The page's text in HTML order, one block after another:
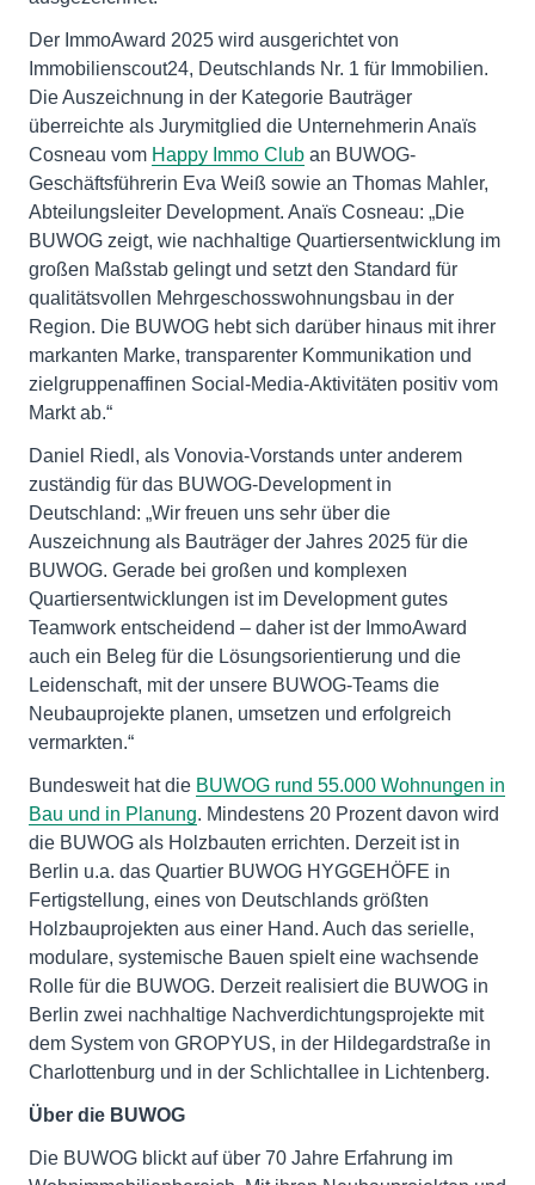
Der ImmoAward 2025 wird ausgerichtet von
Immobilienscout24, Deutschlands Nr. 1 für Immobilien.
Die Auszeichnung in der Kategorie Bauträger
überreichte als Jurymitglied die Unternehmerin Anaïs
Cosneau vom Happy Immo Club an BUWOG-
Geschäftsführerin Eva Weiß sowie an Thomas Mahler,
Abteilungsleiter Development. Anaïs Cosneau: „Die
BUWOG zeigt, wie nachhaltige Quartiersentwicklung im
großen Maßstab gelingt und setzt den Standard für
qualitätsvollen Mehrgeschosswohnungsbau in der
Region. Die BUWOG hebt sich darüber hinaus mit ihrer
markanten Marke, transparenter Kommunikation und
zielgruppenaffinen Social-Media-Aktivitäten positiv vom
Markt ab.“
Daniel Riedl, als Vonovia-Vorstands unter anderem
zuständig für das BUWOG-Development in
Deutschland: „Wir freuen uns sehr über die
Auszeichnung als Bauträger der Jahres 2025 für die
BUWOG. Gerade bei großen und komplexen
Quartiersentwicklungen ist im Development gutes
Teamwork entscheidend – daher ist der ImmoAward
auch ein Beleg für die Lösungsorientierung und die
Leidenschaft, mit der unsere BUWOG-Teams die
Neubauprojekte planen, umsetzen und erfolgreich
vermarkten.“
Bundesweit hat die BUWOG rund 55.000 Wohnungen in
Bau und in Planung. Mindestens 20 Prozent davon wird
die BUWOG als Holzbauten errichten. Derzeit ist in
Berlin u.a. das Quartier BUWOG HYGGEHÖFE in
Fertigstellung, eines von Deutschlands größten
Holzbauprojekten aus einer Hand. Auch das serielle,
modulare, systemische Bauen spielt eine wachsende
Rolle für die BUWOG. Derzeit realisiert die BUWOG in
Berlin zwei nachhaltige Nachverdichtungsprojekte mit
dem System von GROPYUS, in der Hildegardstraße in
Charlottenburg und in der Schlichtallee in Lichtenberg.
Über die BUWOG
Die BUWOG blickt auf über 70 Jahre Erfahrung im